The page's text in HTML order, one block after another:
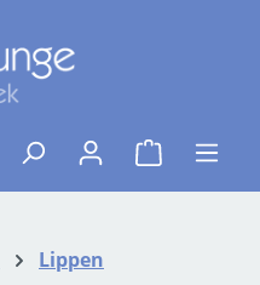
{1}De
Lippen